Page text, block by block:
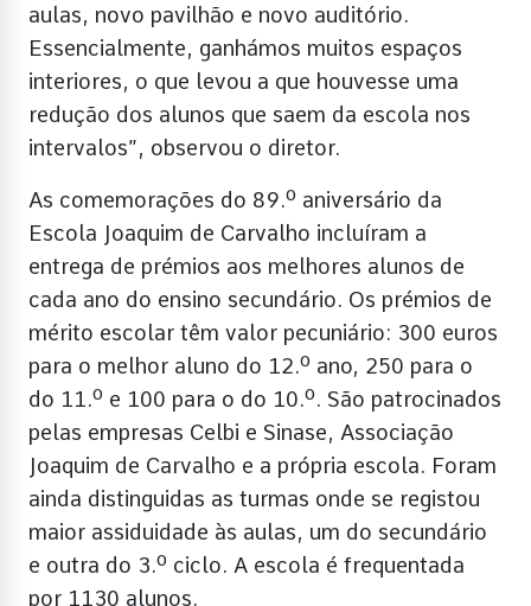
aulas, novo pavilhão e novo auditório.
Essencialmente, ganhámos muitos espaços
interiores, o que levou a que houvesse uma
redução dos alunos que saem da escola nos
intervalos”, observou o diretor.
As comemorações do 89.º aniversário da
Escola Joaquim de Carvalho incluíram a
entrega de prémios aos melhores alunos de
cada ano do ensino secundário. Os prémios de
mérito escolar têm valor pecuniário: 300 euros
para o melhor aluno do 12.º ano, 250 para o
do 11.º e 100 para o do 10.º. São patrocinados
pelas empresas Celbi e Sinase, Associação
Joaquim de Carvalho e a própria escola. Foram
ainda distinguidas as turmas onde se registou
maior assiduidade às aulas, um do secundário
e outra do 3.º ciclo. A escola é frequentada
por 1130 alunos.